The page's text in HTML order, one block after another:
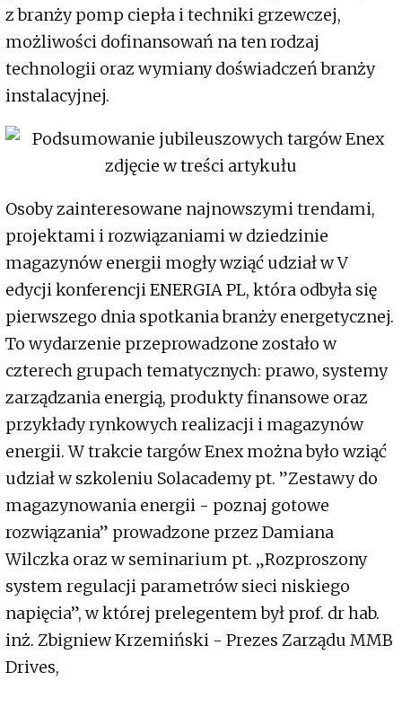
z branży pomp ciepła i techniki grzewczej,
możliwości dofinansowań na ten rodzaj
technologii oraz wymiany doświadczeń branży
instalacyjnej.
Osoby zainteresowane najnowszymi trendami,
projektami i rozwiązaniami w dziedzinie
magazynów energii mogły wziąć udział w V
edycji konferencji ENERGIA PL, która odbyła się
pierwszego dnia spotkania branży energetycznej.
To wydarzenie przeprowadzone zostało w
czterech grupach tematycznych: prawo, systemy
zarządzania energią, produkty finansowe oraz
przykłady rynkowych realizacji i magazynów
energii. W trakcie targów Enex można było wziąć
udział w szkoleniu Solacademy pt. ”Zestawy do
magazynowania energii - poznaj gotowe
rozwiązania” prowadzone przez Damiana
Wilczka oraz w seminarium pt. „Rozproszony
system regulacji parametrów sieci niskiego
napięcia”, w której prelegentem był prof. dr hab.
inż. Zbigniew Krzemiński - Prezes Zarządu MMB
Drives,